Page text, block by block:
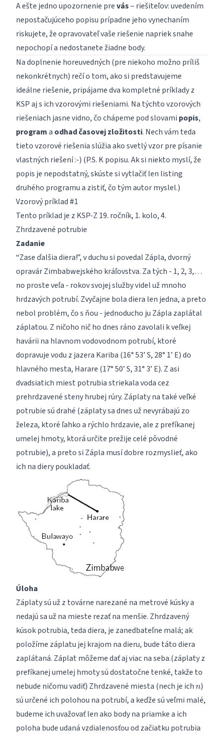
A ešte jedno upozornenie prevás– riešiteľov: uvedením
nepostačujúceho popisu prípadne jeho vynechaním
riskujete, že opravovateľ vaše riešenie napriek snahe
nepochopí a nedostanete žiadne body.
Na doplnenie horeuvedných (pre niekoho možno príliš
nekonkrétnych) rečí o tom, ako si predstavujeme
ideálne riešenie, pripájame dva kompletné príklady z
KSP aj s ich vzorovými riešeniami. Na týchto vzorových
riešeniach jasne vidno, čo chápeme pod slovami popis,
programa odhad časovej zložitosti. Nech vám teda
tieto vzorové riešenia slúžia ako svetlý vzor pre písanie
vlastných riešení :-) (P.S. K popisu. Ak si niekto myslí, že
popis je nepodstatný, skúste si vytlačiť len listing
druhého programu a zistiť, čo tým autor myslel.)
Vzorový príklad #1
Tento príklad je z KSP-Z 19. ročník, 1. kolo, 4.
Zhrdzavené potrubie
Zadanie
“Zase ďalšia diera!”, v duchu si povedal Zápla, dvorný
opravár Zimbabwejského kráľovstva. Za tých - 1, 2, 3,…
no proste veľa - rokov svojej služby videl už mnoho
hrdzavých potrubí. Zvyčajne bola diera len jedna, a preto
nebol problém, čo s ňou - jednoducho ju Zápla zaplátal
záplatou. Z ničoho nič ho dnes ráno zavolali k veľkej
havárii na hlavnom vodovodnom potrubí, ktoré
dopravuje vodu z jazera Kariba (16° 53’ S, 28° 1’ E) do
hlavného mesta, Harare (17° 50’ S, 31° 3’ E). Z asi
dvadsiatich miest potrubia striekala voda cez
prehrdzavené steny hrubej rúry. Záplaty na také veľké
potrubie sú drahé (záplaty sa dnes už nevyrábajú zo
železa, ktoré ľahko a rýchlo hrdzavie, ale z prefíkanej
umelej hmoty, ktorá určite prežije celé pôvodné
potrubie), a preto si Zápla musí dobre rozmyslieť, ako
ich na diery poukladať.
Úloha
Záplaty sú už z továrne narezané na metrové kúsky a
nedajú sa už na mieste rezať na menšie. Zhrdzavený
kúsok potrubia, teda diera, je zanedbateľne malá; ak
položíme záplatu jej krajom na dieru, bude táto diera
zaplátaná. Záplat môžeme dať aj viac na seba.(záplaty z
prefíkanej umelej hmoty sú dostatočne tenké, takže to
nebude ničomu vadiť) Zhrdzavené miesta (nech je ich n
n)
sú určené ich polohou na potrubí, a keďže sú veľmi malé,
budeme ich uvažovať len ako body na priamke a ich
poloha bude udaná vzdialenosťou od začiatku potrubia